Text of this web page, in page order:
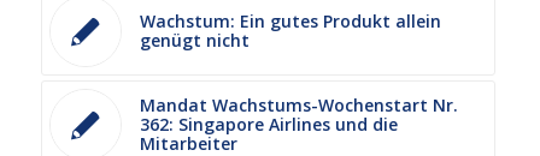
Wachstum: Ein gutes Produkt allein
genügt nicht
Mandat Wachstums-Wochenstart Nr.
362: Singapore Airlines und die
Mitarbeiter